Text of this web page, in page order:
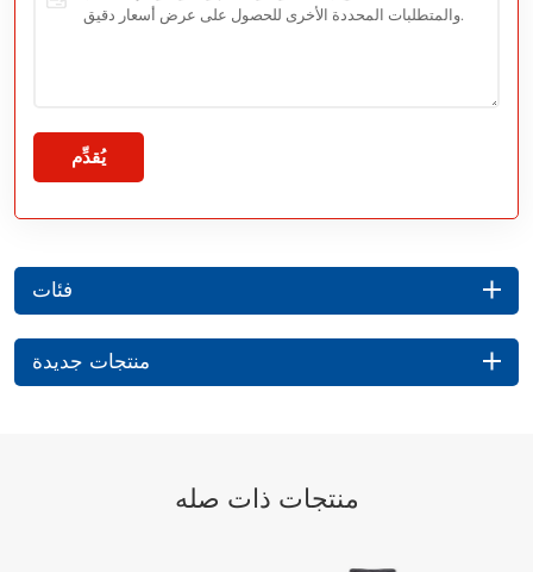
يُقدِّم
فئات
منتجات جديدة
منتجات ذات صله